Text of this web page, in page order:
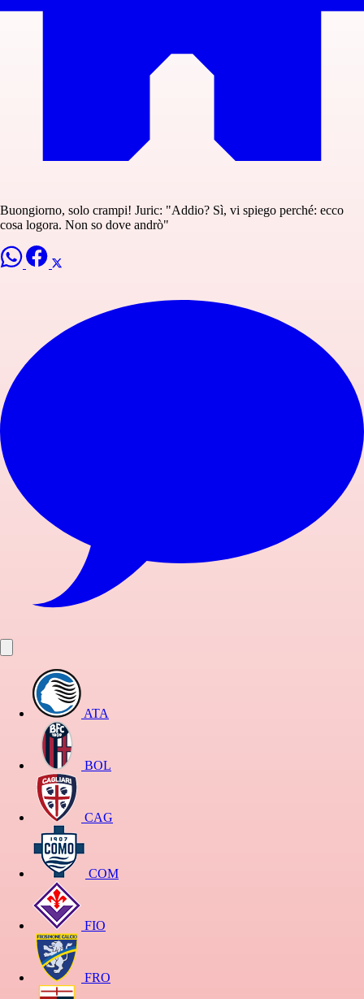
Buongiorno, solo crampi! Juric: "Addio? Sì, vi spiego perché: ecco
cosa logora. Non so dove andrò"
ATA
BOL
CAG
COM
FIO
FRO